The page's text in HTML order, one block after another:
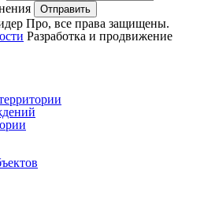
Отправить
Про, все права защищены.
Разработка и продвижение